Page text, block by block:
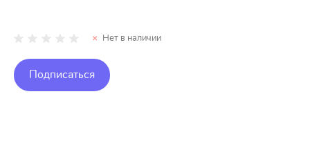
Нет в наличии
Подписаться